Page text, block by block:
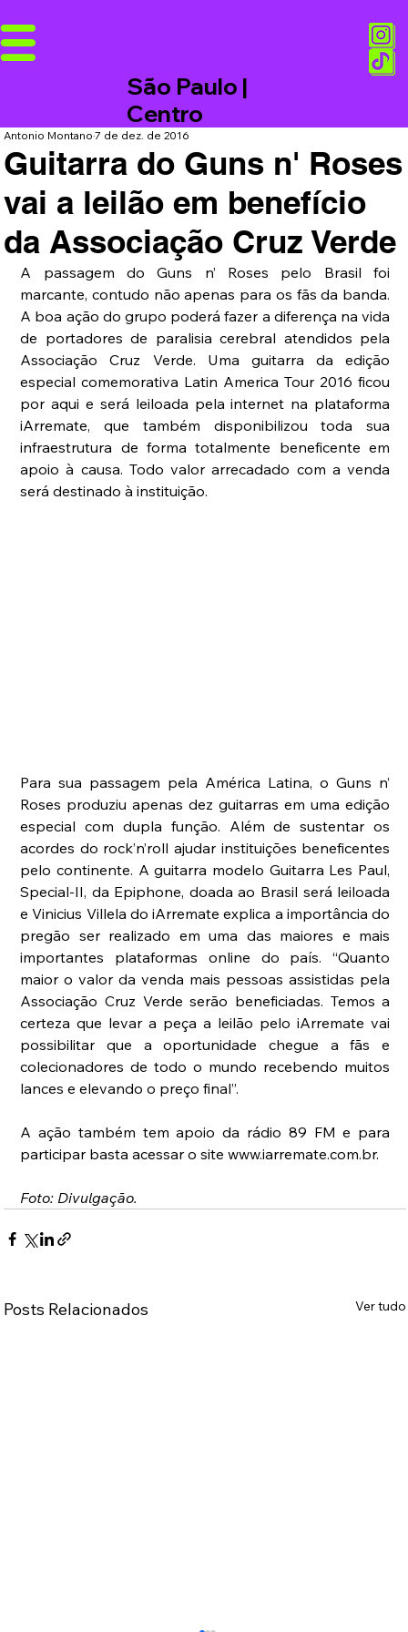
São Paulo |
Centro
Guitarra do Guns n' Roses
vai a leilão em benefício
da Associação Cruz Verde
Antonio Montano7 de dez. de 2016
A passagem do Guns n’ Roses pelo Brasil foi
marcante, contudo não apenas para os fãs da banda.
A boa ação do grupo poderá fazer a diferença na vida
de portadores de paralisia cerebral atendidos pela
Associação Cruz Verde. Uma guitarra da edição
especial comemorativa Latin America Tour 2016 ficou
por aqui e será leiloada pela internet na plataforma
iArremate, que também disponibilizou toda sua
infraestrutura de forma totalmente beneficente em
apoio à causa. Todo valor arrecadado com a venda
será destinado à instituição.
Para sua passagem pela América Latina, o Guns n’
Roses produziu apenas dez guitarras em uma edição
especial com dupla função. Além de sustentar os
acordes do rock’n’roll ajudar instituições beneficentes
pelo continente. A guitarra modelo Guitarra Les Paul,
Special-II, da Epiphone, doada ao Brasil será leiloada
e Vinicius Villela do iArremate explica a importância do
pregão ser realizado em uma das maiores e mais
importantes plataformas online do país. “Quanto
maior o valor da venda mais pessoas assistidas pela
Associação Cruz Verde serão beneficiadas. Temos a
certeza que levar a peça a leilão pelo iArremate vai
possibilitar que a oportunidade chegue a fãs e
colecionadores de todo o mundo recebendo muitos
lances e elevando o preço final”.
A ação também tem apoio da rádio 89 FM e para
participar basta acessar o site www.iarremate.com.br.
Foto: Divulgação.
Posts Relacionados Ver tudo